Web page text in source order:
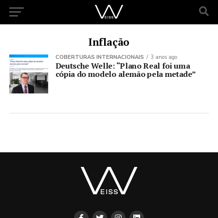
Inflação
COBERTURAS INTERNACIONAIS 3 anos ago
Deutsche Welle: “Plano Real foi uma
cópia do modelo alemão pela metade”